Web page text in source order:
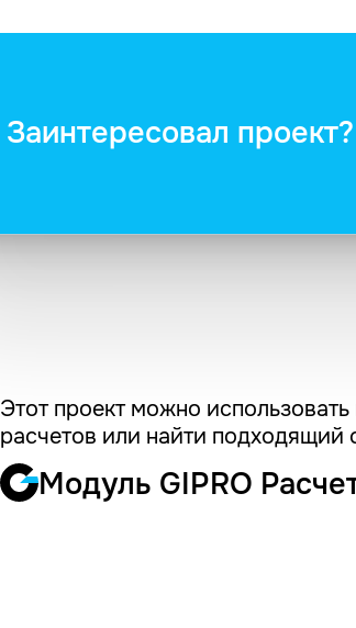
Заинтересовал
Этот проект можно
расчетов или найти подходящий
Модуль GIPRO